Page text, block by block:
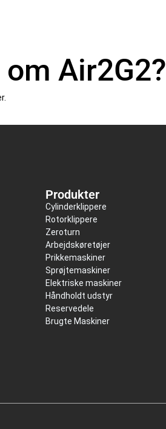
Air2G2?
Produkter
Cylinderklippere
Rotorklippere
Zeroturn
Arbejdskøretøjer
Prikkemaskiner
Sprøjtemaskiner
Elektriske maskiner
Håndholdt udstyr
Reservedele
Brugte Maskiner